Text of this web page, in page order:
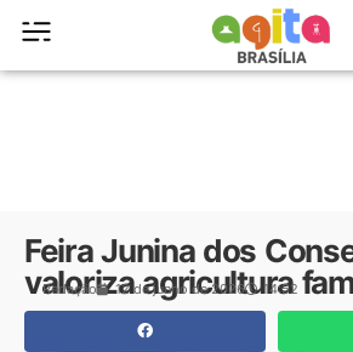
Feira Junina dos
valoriza agricultura
Redação 12 de junho de 2026 14:52